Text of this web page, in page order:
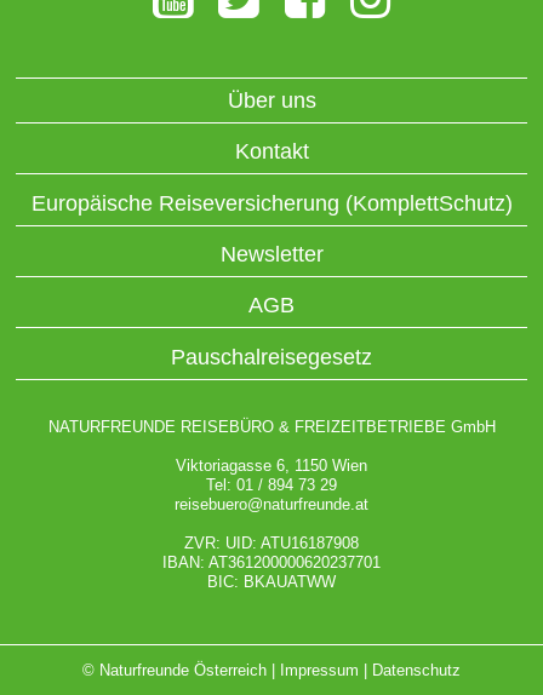
Über uns
Kontakt
Europäische Reiseversicherung (KomplettSchutz)
Newsletter
AGB
Pauschalreisegesetz
NATURFREUNDE REISEBÜRO & FREIZEITBETRIEBE GmbH
Viktoriagasse 6, 1150 Wien
Tel: 01 / 894 73 29
reisebuero@naturfreunde.at
ZVR: UID: ATU16187908
IBAN: AT361200000620237701
BIC: BKAUATWW
© Naturfreunde Österreich | Impressum Datenschutz